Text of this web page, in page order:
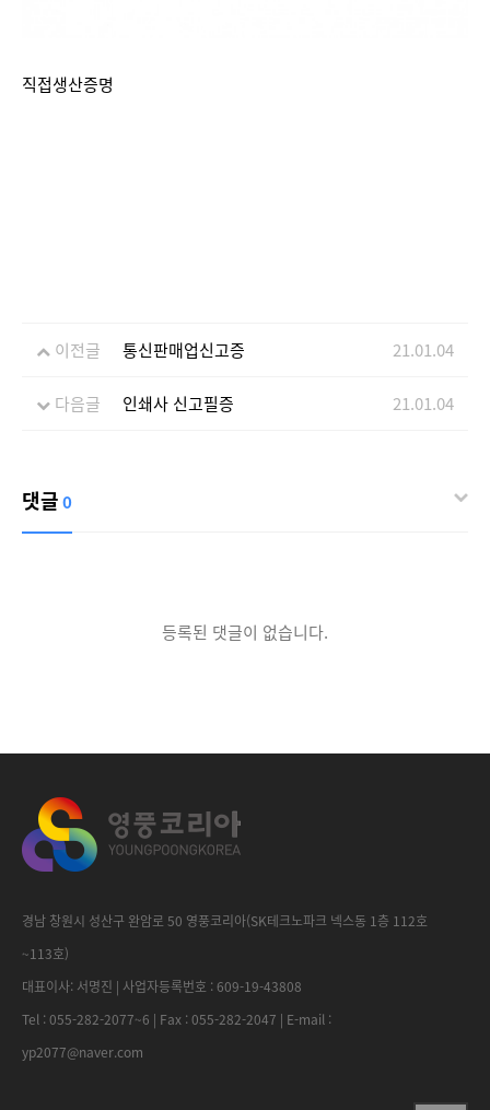
직접생산증명
이전글 통신판매업신고증 21.01.04
다음글 인쇄사 신고필증 21.01.04
댓글0
등록된 댓글이 없습니다.
경남 창원시 성산구 완암로 50 영풍코리아(SK테크노파크 넥스동 1층 112호
~113호)
대표이사: 서명진 | 사업자등록번호 : 609-19-43808
Tel : 055-282-2077~6 | Fax : 055-282-2047 | E-mail :
yp2077@naver.com